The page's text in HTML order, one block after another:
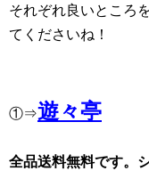
それぞれ良いところ
てくださいね！
①⇒遊々亭
全品送料無料です。